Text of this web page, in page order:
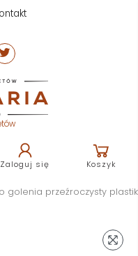
Zaloguj się Koszyk
golenia przeźroczysty plastik